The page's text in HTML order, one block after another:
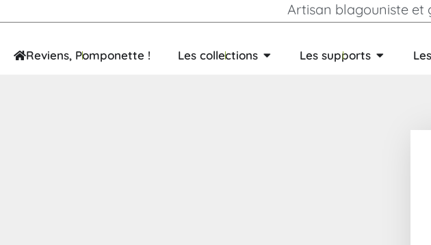
Artisan blagouniste et
Reviens, Pomponette ! Les collections Les supports